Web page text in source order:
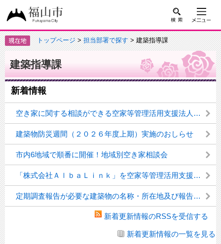
トップページ>担当部署で探す> 建築指導課
建築指導課
新着情報
空き家に関する相談ができる空家等管理活用支援法人一覧
建築物防災週間（２０２６年度上期）実施のおしらせ
市内6地域で順番に開催！地域別空き家相談会
「株式会社ＡｌｂａＬｉｎｋ」を空家等管理活用支援法人に指定しました
定期調査報告が必要な建築物の名称・所在地及び報告状況等の公表について
新着更新情報のRSSを受信する
新着更新情報の一覧を見る